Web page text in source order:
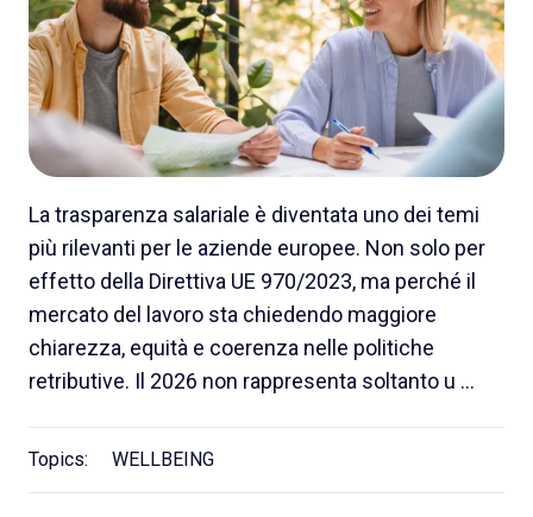
La trasparenza salariale è diventata uno dei temi
più rilevanti per le aziende europee. Non solo per
effetto della Direttiva UE 970/2023, ma perché il
mercato del lavoro sta chiedendo maggiore
chiarezza, equità e coerenza nelle politiche
retributive. Il 2026 non rappresenta soltanto u …
Topics: WELLBEING